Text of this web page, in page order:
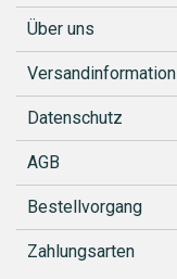
Über uns
Versandinformation
Datenschutz
AGB
Bestellvorgang
Zahlungsarten